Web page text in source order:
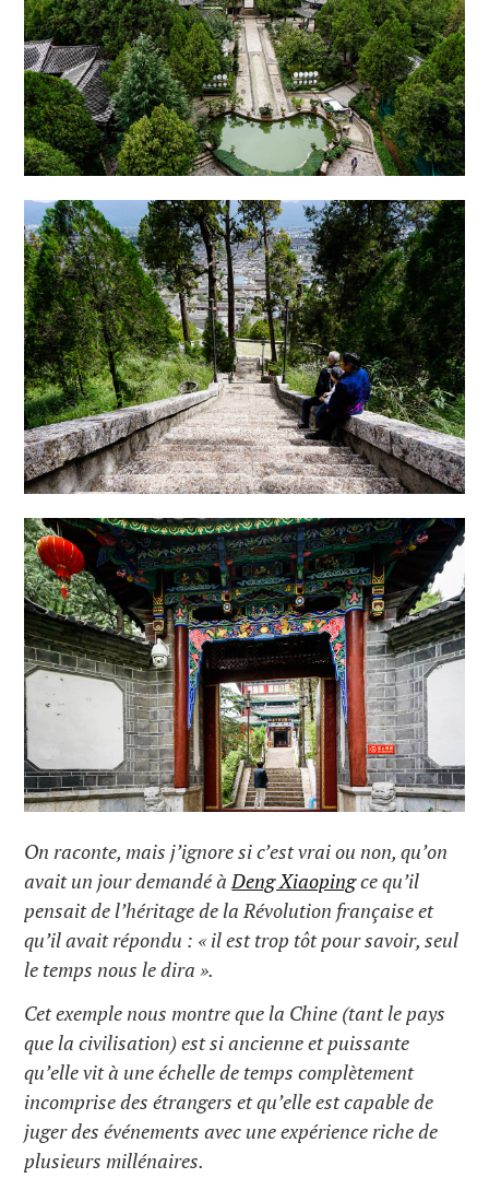
On raconte, mais j’ignore si c’est vrai ou non, qu’on
avait un jour demandé à Deng Xiaopingce qu’il
pensait de l’héritage de la Révolution française et
qu’il avait répondu : « il est trop tôt pour savoir, seul
le temps nous le dira ».
Cet exemple nous montre que la Chine (tant le pays
que la civilisation) est si ancienne et puissante
qu’elle vit à une échelle de temps complètement
incomprise des étrangers et qu’elle est capable de
juger des événements avec une expérience riche de
plusieurs millénaires.